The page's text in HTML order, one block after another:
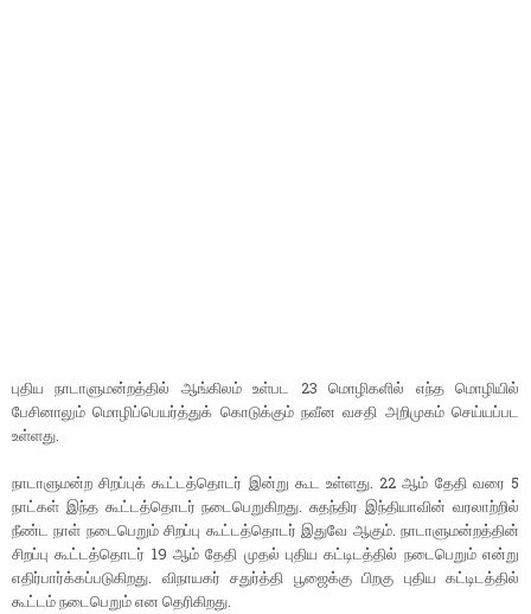
புதிய நாடாளுமன்றத்தில் ஆங்கிலம் உள்பட 23 மொழிகளில் எந்த மொழியில்
பேசினாலும் மொழிப்பெயர்த்துக் கொடுக்கும் நவீன வசதி அறிமுகம் செய்யப்பட
உள்ளது.
நாடாளுமன்ற சிறப்புக் கூட்டத்தொடர் இன்று கூட உள்ளது. 22 ஆம் தேதி வரை 5
நாட்கள் இந்த கூட்டத்தொடர் நடைபெறுகிறது. சுதந்திர இந்தியாவின் வரலாற்றில்
நீண்ட நாள் நடைபெறும் சிறப்பு கூட்டத்தொடர் இதுவே ஆகும். நாடாளுமன்றத்தின்
சிறப்பு கூட்டத்தொடர் 19 ஆம் தேதி முதல் புதிய கட்டிடத்தில் நடைபெறும் என்று
எதிர்பார்க்கப்படுகிறது. விநாயகர் சதுர்த்தி பூஜைக்கு பிறகு புதிய கட்டிடத்தில்
கூட்டம் நடைபெறும் என தெரிகிறது.